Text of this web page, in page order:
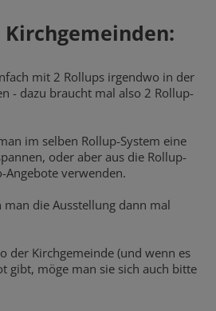
mit 2 Rollups irgendwo in der
- dazu braucht mal also 2 Rollup-
im selben Rollup-System eine
oder aber aus die Rollup-
Angebote verwenden.
man die Ausstellung dann mal
der Kirchgemeinde (und wenn es
gibt, möge man sie sich auch bitte